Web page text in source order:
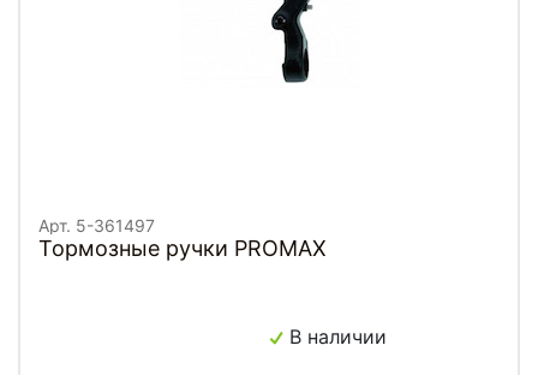
Арт. 5-361497
Тормозные ручки PROMAX
В наличии